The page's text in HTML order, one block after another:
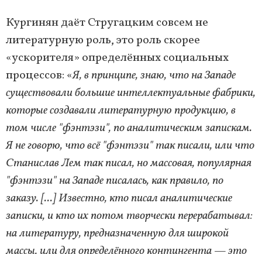
Кургинян даёт Стругацким совсем не
литературную роль, это роль скорее
«ускорителя» определённых социальных
процессов: «Я, в принципе, знаю, что на Западе
существовали большие интеллектуальные фабрики,
которые создавали литературную продукцию, в
том числе "фэнтэзи", по аналитическим запискам.
Я не говорю, что всё "фэнтэзи" так писали, или что
Станислав Лем так писал, но массовая, популярная
"фэнтэзи" на Западе писалась, как правило, по
заказу. [...] Известно, кто писал аналитические
записки, и кто их потом творчески перерабатывал:
на литературу, предназначенную для широкой